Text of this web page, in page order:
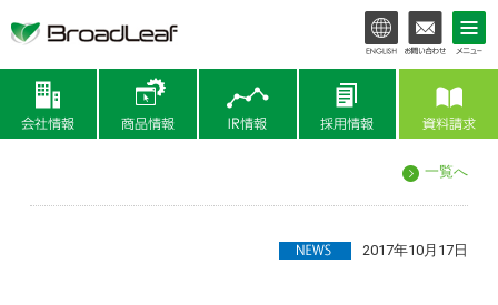
商品情報
一覧へ
2017年10月17日